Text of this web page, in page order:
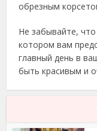
обрезным
Не забывайте,
котором вам
главный день в
быть красивым и